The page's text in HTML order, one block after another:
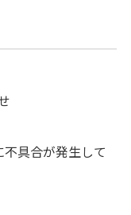
具合が発生して